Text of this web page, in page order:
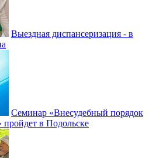
Выездная диспансеризация - в
Семинар «Внесудебный порядок
пройдет в Подольске